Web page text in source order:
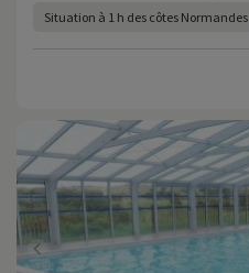
Situation à 1 h des côtes Normandes